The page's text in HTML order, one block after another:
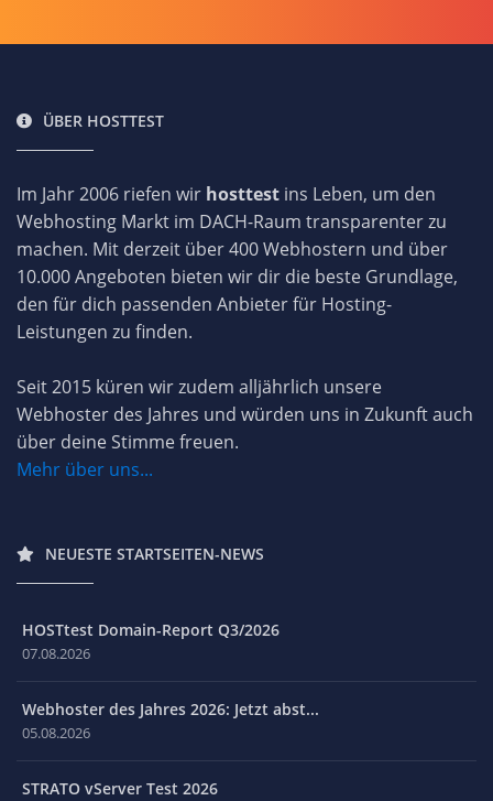
ÜBER HOSTTEST
Im Jahr 2006 riefen wir hosttest ins Leben, um den
Webhosting Markt im DACH-Raum transparenter zu
machen. Mit derzeit über 400 Webhostern und über
10.000 Angeboten bieten wir dir die beste Grundlage,
den für dich passenden Anbieter für Hosting-
Leistungen zu finden.
Seit 2015 küren wir zudem alljährlich unsere
Webhoster des Jahres und würden uns in Zukunft auch
über deine Stimme freuen.
Mehr über uns...
NEUESTE STARTSEITEN-NEWS
HOSTtest Domain-Report Q3/2026
07.08.2026
Webhoster des Jahres 2026: Jetzt abst...
05.08.2026
STRATO vServer Test 2026